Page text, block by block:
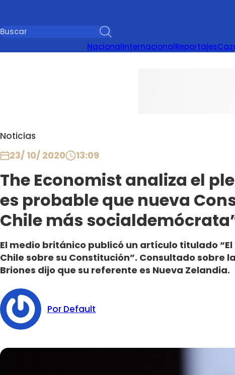
NacionalInternacionalReportajes
Noticias
23/ 10/ 2020 13:09
The Economist analiza el
es probable que nueva
Chile más
El medio británico publicó un artículo titulado
Chile sobre su Constitución”. Consultado sobre
Briones dijo que su referente es Nueva Zelandia.
Por Default